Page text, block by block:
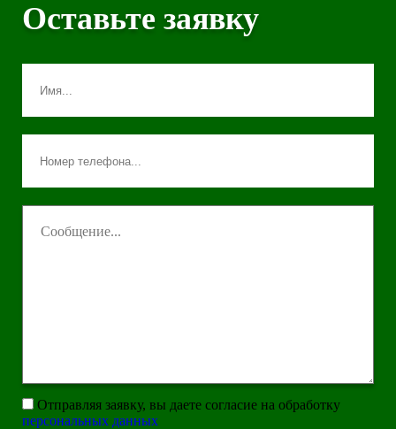
Оставьте заявку
Отправляя заявку, вы даете согласие на обработку
персональных данных